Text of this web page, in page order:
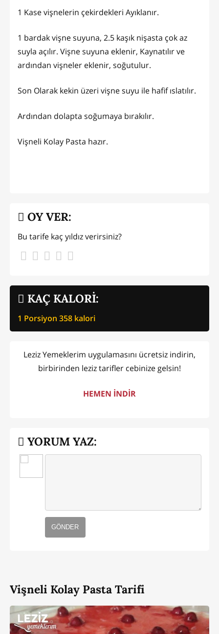
1 Kase vişnelerin çekirdekleri Ayıklanır.
1 bardak vişne suyuna, 2.5 kaşık nişasta çok az
suyla açılır. Vişne suyuna eklenir, Kaynatılır ve
ardından vişneler eklenir, soğutulur.
Son Olarak kekin üzeri vişne suyu ile hafif ıslatılır.
Ardından dolapta soğumaya bırakılır.
Vişneli Kolay Pasta hazır.
KAÇ KALORİ:
1 Porsiyon 358 kalori
OY VER:
Bu tarife kaç yıldız verirsiniz?
Leziz Yemeklerim uygulamasını ücretsiz indirin,
birbirinden leziz tarifler cebinize gelsin!
HEMEN İNDİR
YORUM YAZ:
GÖNDER
Vişneli Kolay Pasta Tarifi